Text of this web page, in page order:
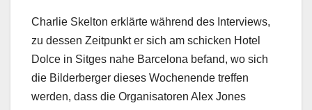
Charlie Skelton erklärte während des Interviews,
zu dessen Zeitpunkt er sich am schicken Hotel
Dolce in Sitges nahe Barcelona befand, wo sich
die Bilderberger dieses Wochenende treffen
werden, dass die Organisatoren Alex Jones